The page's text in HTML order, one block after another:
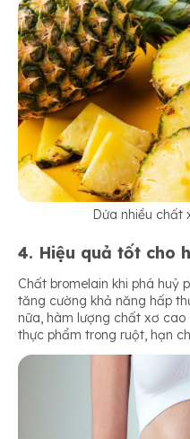
Dứa nhiều chất
4. Hiệu quả tốt cho
Chất bromelain khi phá huỷ
tăng cường khả năng hấp
nữa, hàm lượng chất xơ
thực phẩm trong ruột, hạn